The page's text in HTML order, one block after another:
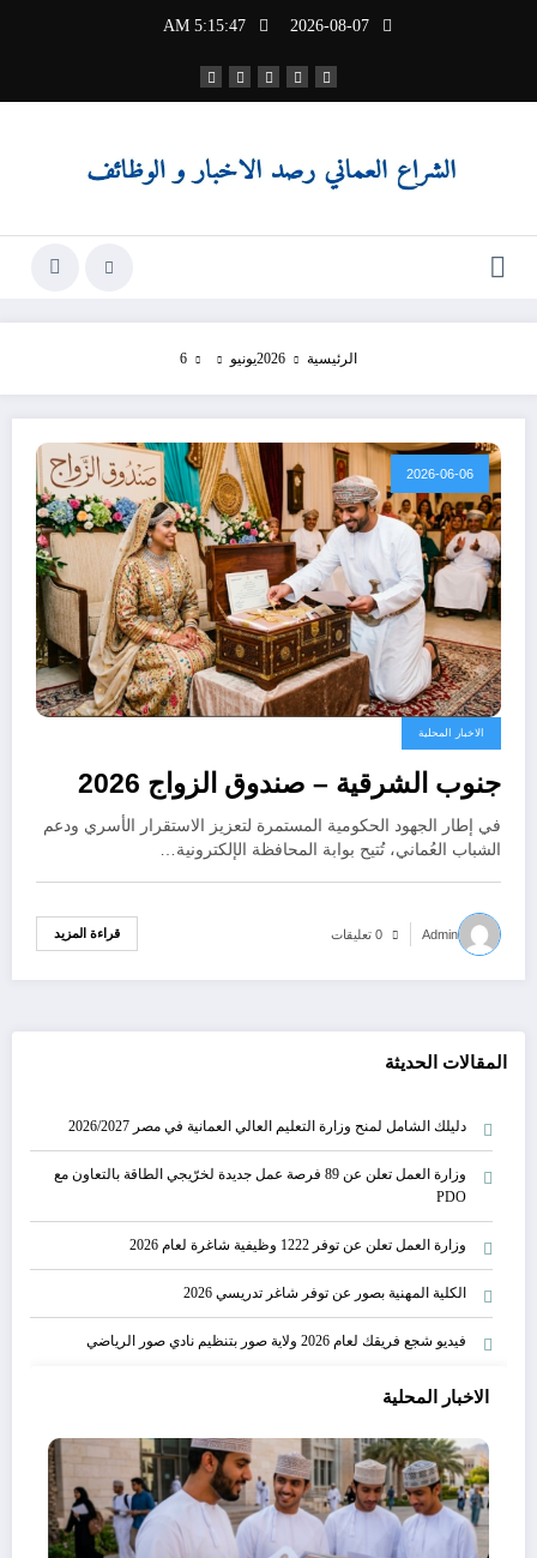
2026-08-07
5:15:48 AM
الرئيسية 2026يونيو 6
2026-06-06
الاخبار المحلية
جنوب الشرقية – صندوق الزواج 2026
في إطار الجهود الحكومية المستمرة لتعزيز الاستقرار الأسري ودعم
الشباب العُماني، تُتيح بوابة المحافظة الإلكترونية…
Admin 0 تعليقات قراءة المزيد
المقالات الحديثة
دليلك الشامل لمنح وزارة التعليم العالي العمانية في مصر 2026/2027
وزارة العمل تعلن عن 89 فرصة عمل جديدة لخرّيجي الطاقة بالتعاون مع
PDO
وزارة العمل تعلن عن توفر 1222 وظيفية شاغرة لعام 2026
الكلية المهنية بصور عن توفر شاغر تدريسي 2026
فيديو شجع فريقك لعام 2026 ولاية صور بتنظيم نادي صور الرياضي
الاخبار المحلية